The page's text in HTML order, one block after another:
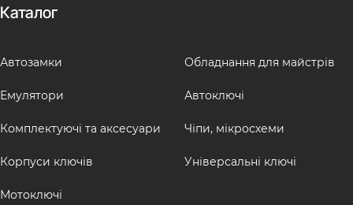
Каталог
Автозамки
Емулятори
Комплектуючі та аксесуари
Корпуси ключів
Мотоключі
Обладнання для майстрів
Автоключі
Чіпи, мікросхеми
Універсальні ключі